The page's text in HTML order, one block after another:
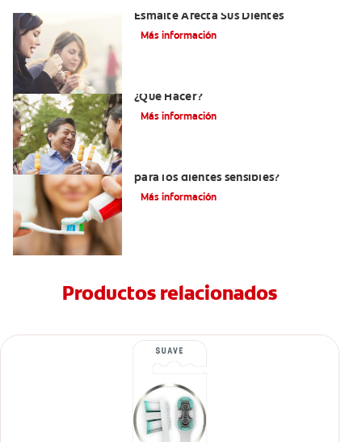
Esmalte Afecta Sus Dientes
Más información
¿Qué Hacer?
Más información
para los dientes sensibles?
Más información
Productos relacionados